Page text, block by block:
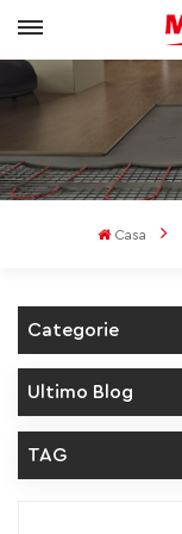
Casa
Categorie
Ultimo Blog
TAG